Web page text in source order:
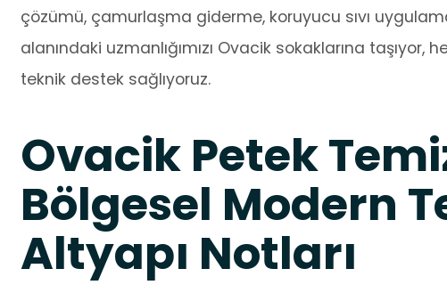
çözümü, çamurlaşma giderme, koruyucu sıvı
alanındaki uzmanlığımızı Ovacik sokaklarına taşıyor,
teknik destek sağlıyoruz.
Ovacik Petek
Bölgesel Modern
Altyapı Notları